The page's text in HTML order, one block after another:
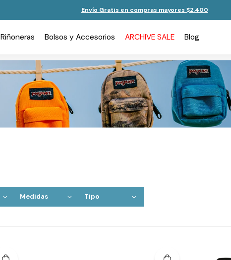
Envío Gratis en compras mayores $2.400
Riñoneras Bolsos y Accesorios ARCHIVE SALE Blog
Medidas Tipo